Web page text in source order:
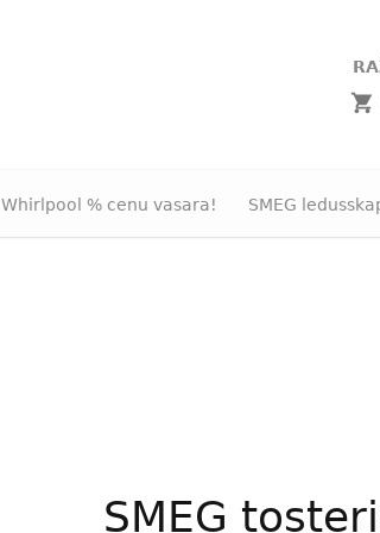
Whirlpool % cenu vasara! SMEG
SMEG